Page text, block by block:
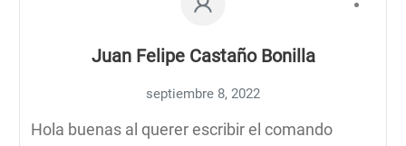
Juan Felipe Castaño Bonilla
septiembre 8, 2022
Hola buenas al querer escribir el comando